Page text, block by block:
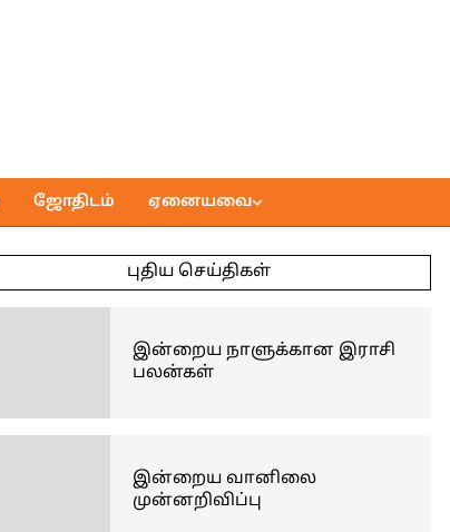
ஜோதிடம் ஏனையவை
புதிய செய்திகள்
இன்றைய நாளுக்கான இராசி
பலன்கள்
இன்றைய வானிலை
முன்னறிவிப்பு